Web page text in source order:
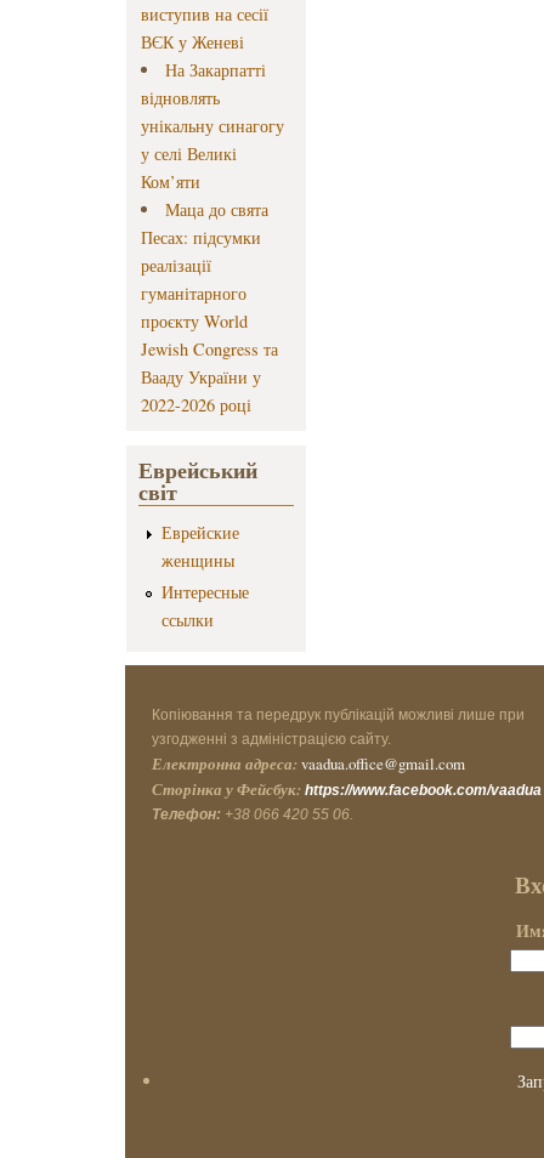
виступив на сесії
ВЄК у Женеві
На Закарпатті
відновлять
унікальну синагогу
у селі Великі
Ком’яти
Маца до свята
Песах: підсумки
реалізації
гуманітарного
проєкту World
Jewish Congress та
Вааду України у
2022-2026 році
Еврейський
світ
Еврейские
женщины
Интересные
ссылки
Копіювання та передрук публікацій можливі лише при
узгодженні з адміністрацією сайту.
Електронна адреса: vaadua.office@gmail.com
Сторінка у Фейсбук: https://www.facebook.com/vaadua
Телефон: +38 066 420 55 06.